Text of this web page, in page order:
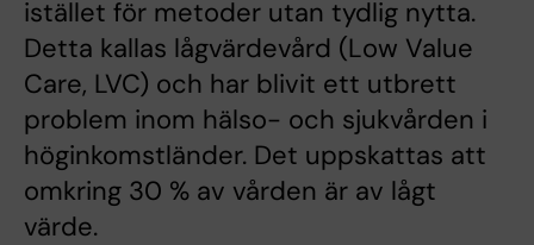
istället för metoder utan tydlig nytta.
Detta kallas lågvärdevård (Low Value
Care, LVC) och har blivit ett utbrett
problem inom hälso- och sjukvården i
höginkomstländer. Det uppskattas att
omkring 30 % av vården är av lågt
värde.